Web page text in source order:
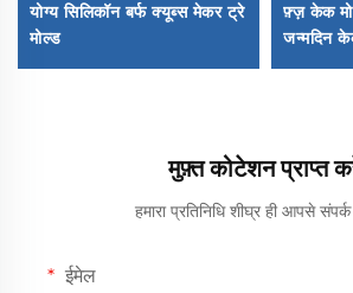
योग्य सिलिकॉन बर्फ क्यूब्स मेकर ट्रे
मोल्ड
फ़्ज़ केक
जन्मदिन
बेकिंग
मुफ़्त कोटेशन प्राप्त
हमारा प्रतिनिधि शीघ्र ही आपसे
ईमेल